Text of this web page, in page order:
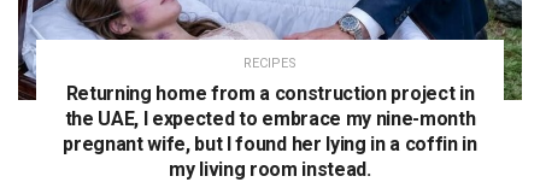
RECIPES
Returning home from a construction project in
the UAE, I expected to embrace my nine-month
pregnant wife, but I found her lying in a coffin in
my living room instead.